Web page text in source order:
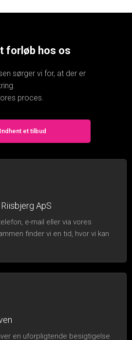
forløb hos os
sørger vi for, at der er
proces.
Indhent et tilbud
ApS
e-mail eller via ​vores
finder vi en tid, hvor vi kan
en uforpligtende besigtigelse